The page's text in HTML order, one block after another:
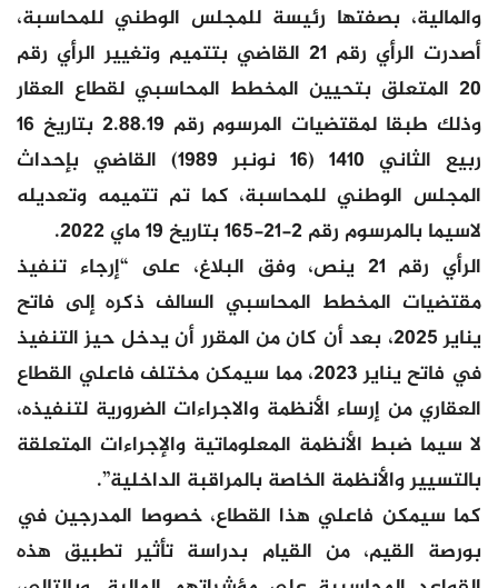
والمالية، بصفتها رئيسة للمجلس الوطني للمحاسبة،
أصدرت الرأي رقم 21 القاضي بتتميم وتغيير الرأي رقم
20 المتعلق بتحيين المخطط المحاسبي لقطاع العقار
وذلك طبقا لمقتضيات المرسوم رقم 2.88.19 بتاريخ 16
ربيع الثاني 1410 (16 نونبر 1989) القاضي بإحداث
المجلس الوطني للمحاسبة، كما تم تتميمه وتعديله
لاسيما بالمرسوم رقم 2-21-165 بتاريخ 19 ماي 2022.
الرأي رقم 21 ينص، وفق البلاغ، على “إرجاء تنفيذ
مقتضيات المخطط المحاسبي السالف ذكره إلى فاتح
يناير 2025، بعد أن كان من المقرر أن يدخل حيز التنفيذ
في فاتح يناير 2023، مما سيمكن مختلف فاعلي القطاع
العقاري من إرساء الأنظمة والاجراءات الضرورية لتنفيذه،
لا سيما ضبط الأنظمة المعلوماتية والإجراءات المتعلقة
بالتسيير والأنظمة الخاصة بالمراقبة الداخلية”.
كما سيمكن فاعلي هذا القطاع، خصوصا المدرجين في
بورصة القيم، من القيام بدراسة تأثير تطبيق هذه